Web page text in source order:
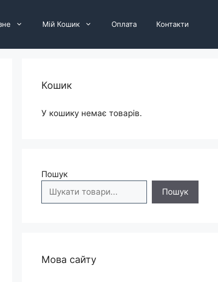
Мій Кошик Оплата Контакти
Кошик
У кошику немає товарів.
Пошук
Пошук
Мова сайту